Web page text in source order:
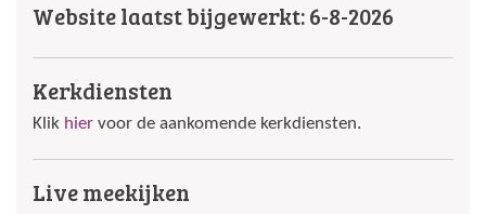
Website laatst bijgewerkt: 6-8-2026
Kerkdiensten
Klik hier voor de aankomende kerkdiensten.
Live meekijken